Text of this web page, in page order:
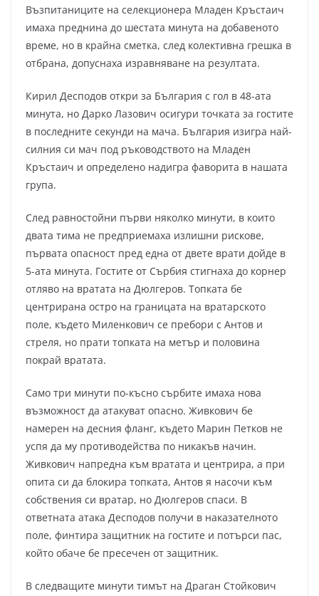
Възпитаниците на селекционера Младен Кръстаич
имаха преднина до шестата минута на добавеното
време, но в крайна сметка, след колективна грешка в
отбрана, допуснаха изравняване на резултата.
Кирил Десподов откри за България с гол в 48-ата
минута, но Дарко Лазович осигури точката за гостите
в последните секунди на мача. България изигра най-
силния си мач под ръководството на Младен
Кръстаич и определено надигра фаворита в нашата
група.
След равностойни първи няколко минути, в които
двата тима не предприемаха излишни рискове,
първата опасност пред една от двете врати дойде в
5-ата минута. Гостите от Сърбия стигнаха до корнер
отляво на вратата на Дюлгеров. Топката бе
центрирана остро на границата на вратарското
поле, където Миленкович се пребори с Антов и
стреля, но прати топката на метър и половина
покрай вратата.
Само три минути по-късно сърбите имаха нова
възможност да атакуват опасно. Живкович бе
намерен на десния фланг, където Марин Петков не
успя да му противодейства по никакъв начин.
Живкович напредна към вратата и центрира, а при
опита си да блокира топката, Антов я насочи към
собствения си вратар, но Дюлгеров спаси. В
ответната атака Десподов получи в наказателното
поле, финтира защитник на гостите и потърси пас,
който обаче бе пресечен от защитник.
В следващите минути тимът на Драган Стойкович